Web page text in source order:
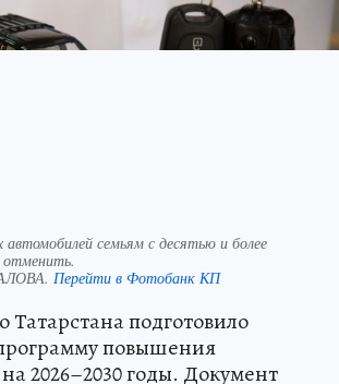
семьям с десятью и более
Перейти в Фотобанк КП
Татарстана подготовило
повышения
2026–2030 годы. Документ